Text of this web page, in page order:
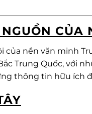
CỦA
của nền văn minh
Trung Quốc, với
thông tin hữu ích